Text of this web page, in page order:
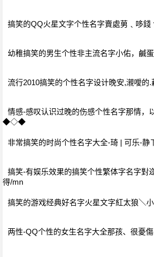
搞笑的QQ火星文字个性名字賣處莮﹑哆錢
幼稚搞笑的男生个性非主流名字小佑，鹹
流行2010搞笑的个性名字设计晚安,瀙噯的.
情感-感叹认识过晚的伤感个性名字那情，
◆◇◆
非常搞笑的时尚个性名字大全-琦 | 可乐-
搞笑-有娱乐效果的搞笑个性繁体字名字對
得/mn
搞笑的游戏经典好名字火星文字紅太狼＼
两性-QQ个性的女生名字大全那孩、很憂